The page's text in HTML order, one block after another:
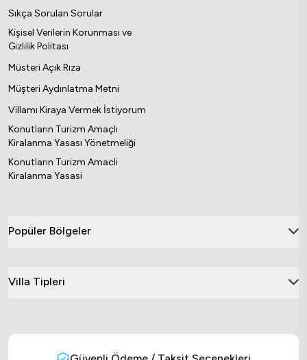
Sıkça Sorulan Sorular
Kişisel Verilerin Korunması ve
Gizlilik Politası
Müsteri Açık Rıza
Müşteri Aydınlatma Metni
Villamı Kiraya Vermek İstiyorum
Konutların Turizm Amaçlı
Kiralanma Yasası Yönetmeliği
Konutların Turizm Amacli
Kiralanma Yasasi
Popüler Bölgeler
Villa Tipleri